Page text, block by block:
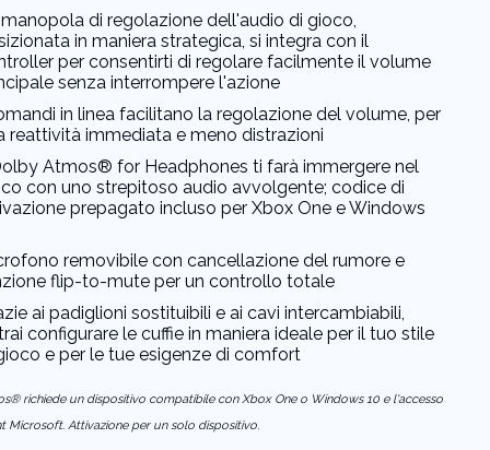
di regolazione dell'audio di gioco,
in maniera strategica, si integra con il
per consentirti di regolare facilmente il volume
senza interrompere l'azione
in linea facilitano la regolazione del volume, per
reattività immediata e meno distrazioni
Atmos® for Headphones ti farà immergere nel
con uno strepitoso audio avvolgente; codice di
prepagato incluso per Xbox One e Windows
removibile con cancellazione del rumore e
flip-to-mute per un controllo totale
ai padiglioni sostituibili e ai cavi intercambiabili,
configurare le cuffie in maniera ideale per il tuo stile
e per le tue esigenze di comfort
richiede un dispositivo compatibile con Xbox One o Windows 10 e l'accesso
Microsoft. Attivazione per un solo dispositivo.